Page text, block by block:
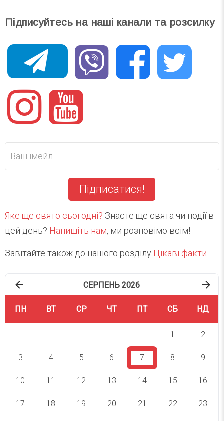
Підписуйтесь на наші канали та розсилку
Підписатися!
Яке ще свято сьогодні? Знаєте ще свята чи події в
цей день? Напишіть нам, ми розповімо всім!
Завітайте також до нашого розділу Цікаві факти
СЕРПЕНЬ 2026
ПН ВТ СР ЧТ ПТ СБ НД
1 2
3 4 5 6 7 8 9
10 11 12 13 14 15 16
17 18 19 20 21 22 23